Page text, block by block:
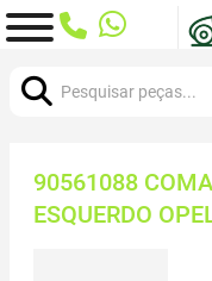
90561088
ESQUERDO